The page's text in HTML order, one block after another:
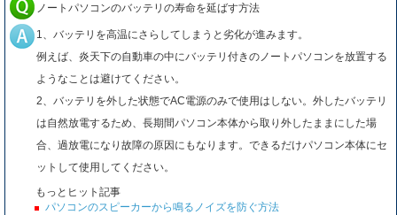
ノートパソコンのバッテリの寿命を延ばす方法
1、バッテリを高温にさらしてしまうと劣化が進みます。
例えば、炎天下の自動車の中にバッテリ付きのノートパソコンを放置する
ようなことは避けてください。
2、バッテリを外した状態でAC電源のみで使用はしない。外したバッテリ
は自然放電するため、長期間パソコン本体から取り外したままにした場
合、過放電になり故障の原因にもなります。できるだけパソコン本体にセ
ットして使用してください。
もっとヒット記事
パソコンのスピーカーから鳴るノイズを防ぐ方法